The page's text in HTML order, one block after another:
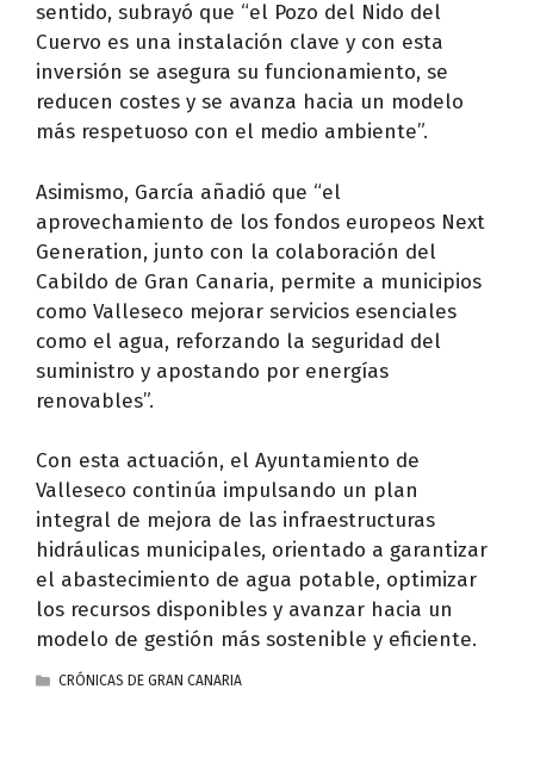
sentido, subrayó que “el Pozo del Nido del
Cuervo es una instalación clave y con esta
inversión se asegura su funcionamiento, se
reducen costes y se avanza hacia un modelo
más respetuoso con el medio ambiente”.
Asimismo, García añadió que “el
aprovechamiento de los fondos europeos Next
Generation, junto con la colaboración del
Cabildo de Gran Canaria, permite a municipios
como Valleseco mejorar servicios esenciales
como el agua, reforzando la seguridad del
suministro y apostando por energías
renovables”.
Con esta actuación, el Ayuntamiento de
Valleseco continúa impulsando un plan
integral de mejora de las infraestructuras
hidráulicas municipales, orientado a garantizar
el abastecimiento de agua potable, optimizar
los recursos disponibles y avanzar hacia un
modelo de gestión más sostenible y eficiente.
CATEGORÍAS
CRÓNICAS DE GRAN CANARIA